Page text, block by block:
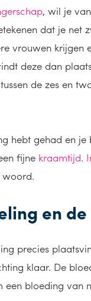
, wil je
dat je net
vrouwen
deze dan
de zes en
hebt gehad en
fijne kraamtijd.
en
precies
klaar. De
een bloeding van